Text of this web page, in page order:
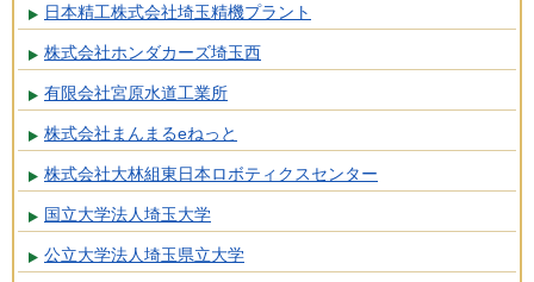
日本精工株式会社埼玉精機プラント
株式会社ホンダカーズ埼玉西
有限会社宮原水道工業所
株式会社まんまるeねっと
株式会社大林組東日本ロボティクスセンター
国立大学法人埼玉大学
公立大学法人埼玉県立大学